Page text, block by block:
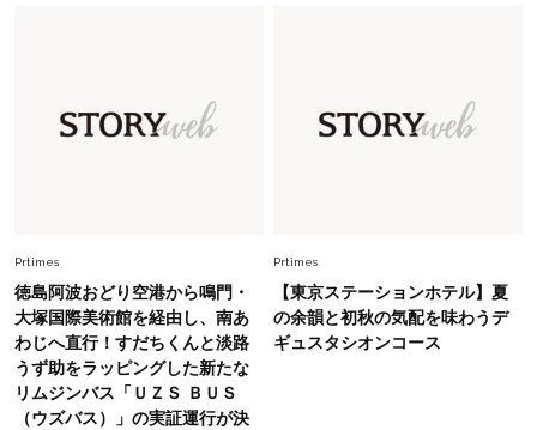
「オシャレ」も整うトレンドトップス〈4選〉
Fashion 2026.6.26
初夏はこれさえあれば！40代は【淡色ワンピ】
で即涼しげ＆上品見え〈3選〉
Prtimes
徳島阿波おどり空港から鳴門・
大塚国際美術館を経由し、南あ
わじへ直行！すだちくんと淡路
うず助をラッピングした新たな
リムジンバス「ＵＺＳ ＢＵＳ
（ウズバス）」の実証運行が決
Prtimes
【東京ステーションホテル】夏
の余韻と初秋の気配を味わうデ
ギュスタシオンコース